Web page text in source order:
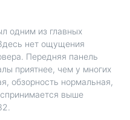
одним из главных
нет ощущения
Передняя панель
приятнее, чем у многих
обзорность нормальная,
выше